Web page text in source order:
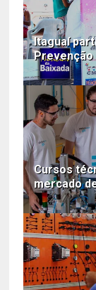
Itaguaí
Prevenção
Cursos
mercado